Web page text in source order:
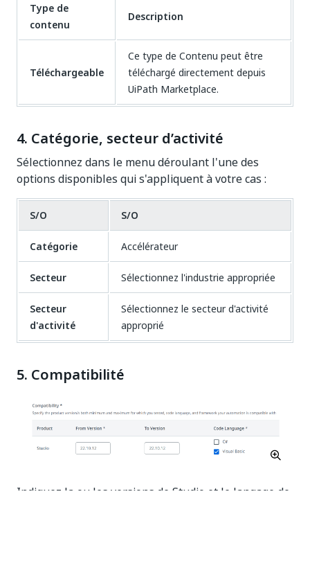
Type de
contenu
Description
Téléchargeable
Ce type de Contenu peut être
téléchargé directement depuis
UiPath Marketplace.
4. Catégorie, secteur d’activité
Sélectionnez dans le menu déroulant l'une des
options disponibles qui s'appliquent à votre cas :
S/O S/O
Catégorie Accélérateur
Secteur Sélectionnez l'industrie appropriée
Secteur
d'activité
Sélectionnez le secteur d'activité
approprié
5. Compatibilité
Indiquez la ou les versions de Studio et le langage de